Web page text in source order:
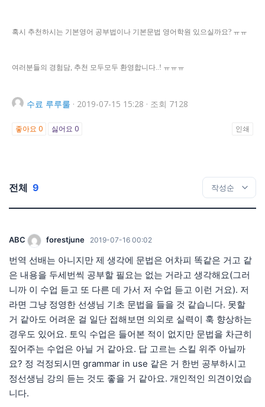
혹시 추천하시는 기본영어 공부법이나 기본문법 영어학원 있으실까요? ㅠㅠ
여러분들의 경험담, 추천 모두모두 환영합니다..! ㅠㅠㅠ
수료 루루룰 · 2019-07-15 15:28 · 조회 7128
좋아요 0 싫어요 0 인쇄
전체 9
ABC forestjune 2019-07-16 00:02
번역 선배는 아니지만 제 생각에 문법은 어차피 똑같은 거고 같
은 내용을 두세번씩 공부할 필요는 없는 거라고 생각해요(그러
니까 이 수업 듣고 또 다른 데 가서 저 수업 듣고 이런 거요). 저
라면 그냥 정영한 선생님 기초 문법을 들을 것 같습니다. 못할
거 같아도 어려운 걸 일단 접해보면 의외로 실력이 훅 향상하는
경우도 있어요. 토익 수업은 들어본 적이 없지만 문법을 차근히
짚어주는 수업은 아닐 거 같아요. 답 고르는 스킬 위주 아닐까
요? 정 걱정되시면 grammar in use 같은 거 한번 공부하시고
정선생님 강의 듣는 것도 좋을 거 같아요. 개인적인 의견이었습
니다.